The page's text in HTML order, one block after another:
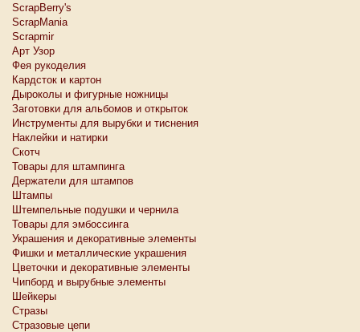
ScrapBerry's
ScrapMania
Scrapmir
Арт Узор
Фея рукоделия
Кардсток и картон
Дыроколы и фигурные ножницы
Заготовки для альбомов и открыток
Инструменты для вырубки и тиснения
Наклейки и натирки
Скотч
Товары для штампинга
Держатели для штампов
Штампы
Штемпельные подушки и чернила
Товары для эмбоссинга
Украшения и декоративные элементы
Фишки и металлические украшения
Цветочки и декоративные элементы
Чипборд и вырубные элементы
Шейкеры
Стразы
Стразовые цепи